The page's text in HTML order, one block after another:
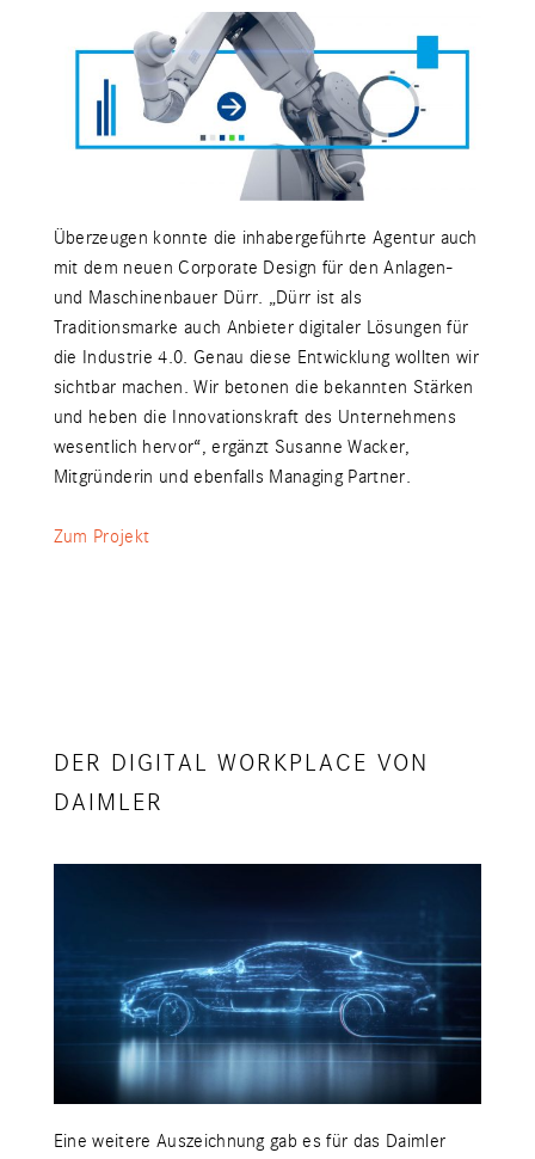
Überzeugen konnte die inhabergeführte Agentur auch
mit dem neuen Corporate Design für den Anlagen-
und Maschinenbauer Dürr. „Dürr ist als
Traditionsmarke auch Anbieter digitaler Lösungen für
die Industrie 4.0. Genau diese Entwicklung wollten wir
sichtbar machen. Wir betonen die bekannten Stärken
und heben die Innovationskraft des Unternehmens
wesentlich hervor“, ergänzt Susanne Wacker,
Mitgründerin und ebenfalls Managing Partner.
Zum Projekt
DER DIGITAL WORKPLACE VON
DAIMLER
Eine weitere Auszeichnung gab es für das Daimler